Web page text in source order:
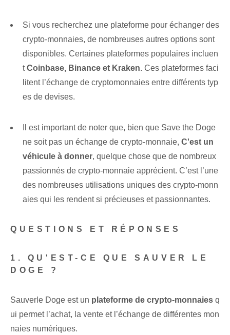
Si vous recherchez une plateforme pour échanger des
crypto-monnaies, de nombreuses autres options sont
disponibles. Certaines plateformes populaires incluen
tCoinbase, Binance et Kraken. Ces plateformes faci
litent l’échange de cryptomonnaies entre différents typ
es de devises.
Il est important de noter que, bien que Save the Doge
ne soit pas un échange de crypto-monnaie, C'est un
véhicule à donner, quelque chose que de nombreux
passionnés de crypto-monnaie apprécient. C’est l’une
des nombreuses utilisations uniques des crypto-monn
aies qui les rendent si précieuses et passionnantes.
QUESTIONS ET RÉPONSES
1. QU'EST-CE QUE SAUVER LE
DOGE ?
Sauver⁤le Doge est un plateforme de crypto-monnaies q
ui‌ permet l’achat, la vente et l’échange de⁤ différentes mon
naies numériques.